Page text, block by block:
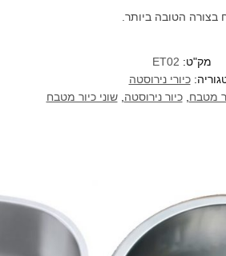
בצורה הטובה ביותר.
מק"ט: ET02
כיורי נירוסטה
מטבח,כיור נירוסטה,שוני כיור מטבח